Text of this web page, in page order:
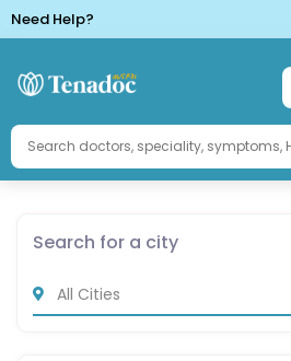
Need Help?
Search for a city